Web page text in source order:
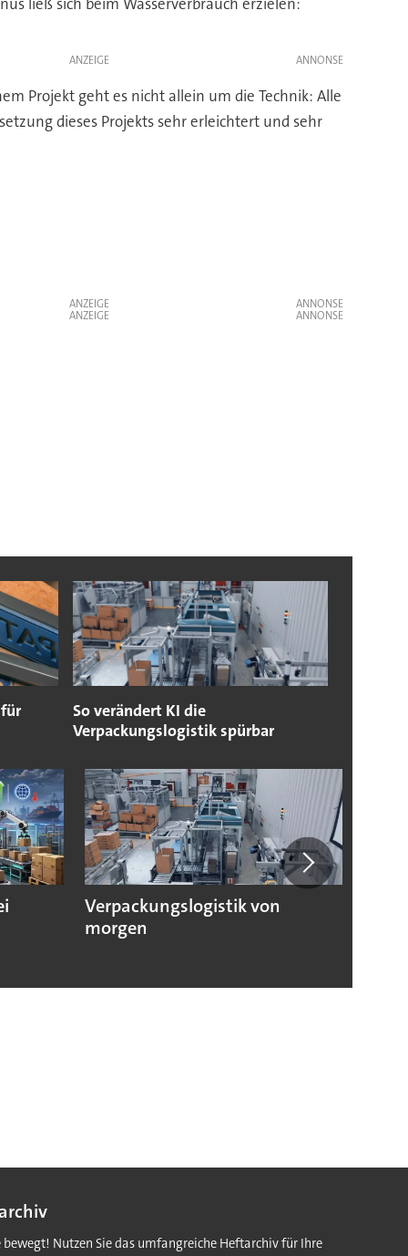
ANZEIGE
Projekt geht es nicht allein um die Technik: Alle
dieses Projekts sehr erleichtert und sehr
ANZEIGE
ANZEIGE
So verändert KI die
Verpackungslogistik spürbar
Verpackungslogistik von
morgen
bewegt! Nutzen Sie das umfangreiche Heftarchiv für Ihre